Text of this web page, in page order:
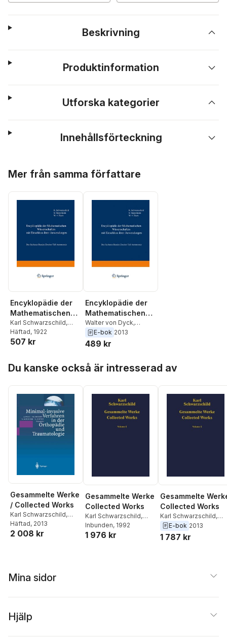
Beskrivning
Produktinformation
Utforska kategorier
Innehållsförteckning
Mer från samma författare
Encyklopädie der
Mathematischen
Wissenschaften mit
Einschluss ihrer
Anwendungen
Karl Schwarzschild,
Samuel Oppenheim
Walter von Dyck
Häftad, 1922
507 kr
Encyklopädie der
Mathematischen
Wissenschaften mit
Einschluss ihrer
Anwendungen
Walter von Dyck,
Samuel Oppenheim
Karl Schwarzschild
E-bok 2013
489 kr
Du kanske också är intresserad av
Gesammelte Werke
/ Collected Works
Karl Schwarzschild,
Hans-Heinrich Voigt
Häftad, 2013
2 008 kr
Gesammelte Werke
Collected Works
Karl Schwarzschild,
Hans-Heinrich Voigt
Inbunden, 1992
1 976 kr
Gesammelte
Collected Works
Karl Schwarzschild,
Hans-Heinrich Voigt
E-bok 2013
1 787 kr
Mina sidor
Hjälp